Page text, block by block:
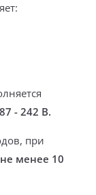
- 242 В.
при
не менее 10